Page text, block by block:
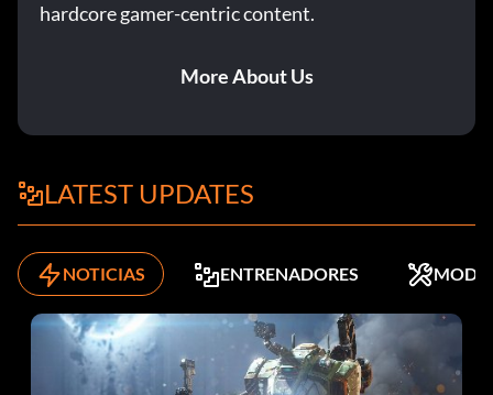
hardcore gamer-centric content.
More About Us
LATEST UPDATES
NOTICIAS ENTRENADORES MODS